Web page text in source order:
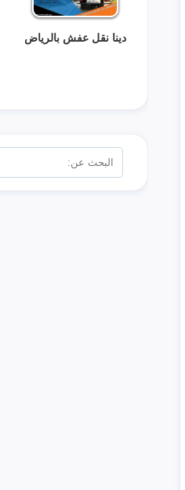
دينا نقل عفش بالرياض
البحث